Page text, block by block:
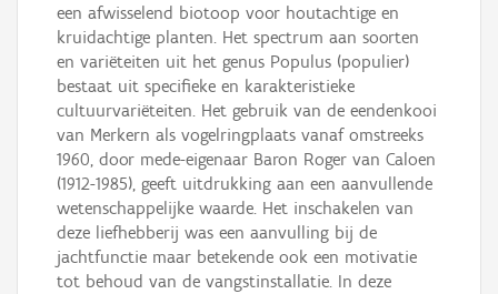
een afwisselend biotoop voor houtachtige en
kruidachtige planten. Het spectrum aan soorten
en variëteiten uit het genus Populus (populier)
bestaat uit specifieke en karakteristieke
cultuurvariëteiten. Het gebruik van de eendenkooi
van Merkern als vogelringplaats vanaf omstreeks
1960, door mede-eigenaar Baron Roger van Caloen
(1912-1985), geeft uitdrukking aan een aanvullende
wetenschappelijke waarde. Het inschakelen van
deze liefhebberij was een aanvulling bij de
jachtfunctie maar betekende ook een motivatie
tot behoud van de vangstinstallatie. In deze